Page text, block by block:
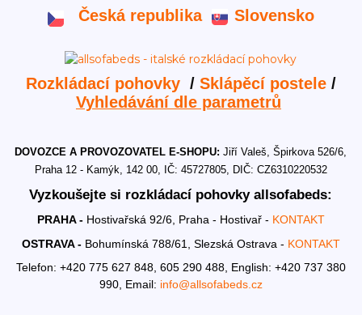
Česká republika Slovensko
Rozkládací pohovky / Sklápěcí postele/
Vyhledávání dle parametrů
DOVOZCE A PROVOZOVATEL E-SHOPU:Jiří Valeš, Špirkova 526/6,
Praha 12 - Kamýk, 142 00, IČ: 45727805, DIČ: CZ6310220532
Vyzkoušejte si rozkládací pohovky allsofabeds:
PRAHA - Hostivařská 92/6, Praha - Hostivař - KONTAKT
OSTRAVA - Bohumínská 788/61, Slezská Ostrava - KONTAKT
Telefon: +420 775 627 848, 605 290 488, English: +420 737 380
990, Email: info@allsofabeds.cz